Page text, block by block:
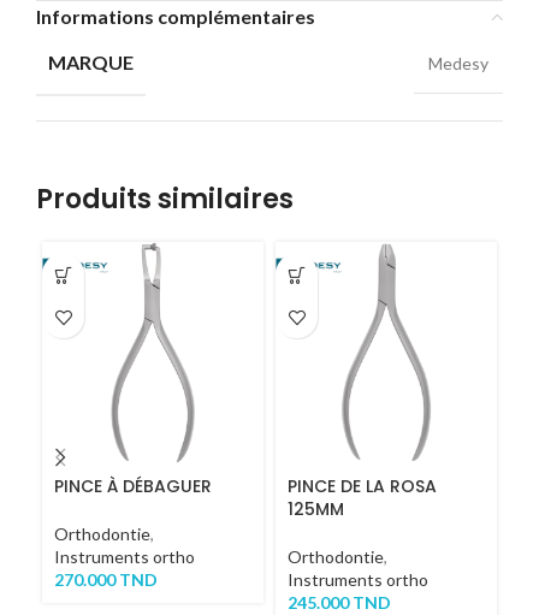
Informations complémentaires
MARQUE
Medesy
Produits similaires
PINCE À DÉBAGUER
Orthodontie,
Instruments ortho
270.000TND
PINCE DE LA ROSA
125MM
Orthodontie,
Instruments ortho
245.000TND